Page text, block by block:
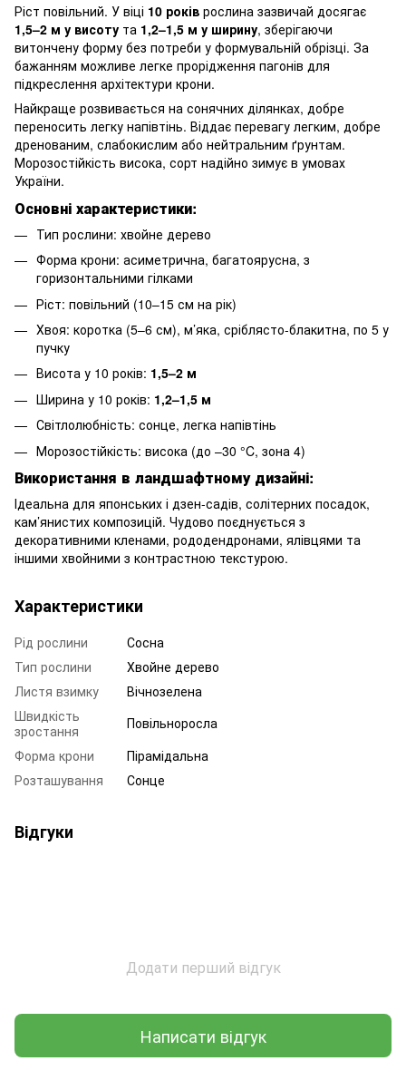
Ріст повільний. У віці 10 років рослина зазвичай досягає
1,5–2 м у висоту та 1,2–1,5 м у ширину, зберігаючи
витончену форму без потреби у формувальній обрізці. За
бажанням можливе легке прорідження пагонів для
підкреслення архітектури крони.
Найкраще розвивається на сонячних ділянках, добре
переносить легку напівтінь. Віддає перевагу легким, добре
дренованим, слабокислим або нейтральним ґрунтам.
Морозостійкість висока, сорт надійно зимує в умовах
України.
Основні характеристики:
Тип рослини: хвойне дерево
Форма крони: асиметрична, багатоярусна, з
горизонтальними гілками
Ріст: повільний (10–15 см на рік)
Хвоя: коротка (5–6 см), м’яка, сріблясто-блакитна, по 5 у
пучку
Висота у 10 років: 1,5–2 м
Ширина у 10 років: 1,2–1,5 м
Світлолюбність: сонце, легка напівтінь
Морозостійкість: висока (до –30 °C, зона 4)
Використання в ландшафтному дизайні:
Ідеальна для японських і дзен-садів, солітерних посадок,
кам’янистих композицій. Чудово поєднується з
декоративними кленами, рододендронами, ялівцями та
іншими хвойними з контрастною текстурою.
Характеристики
Рід рослини
Сосна
Тип рослини
Хвойне дерево
Листя взимку
Вічнозелена
Швидкість
зростання
Повільноросла
Форма крони
Пірамідальна
Розташування
Сонце
Відгуки
Додати перший відгук
Написати відгук